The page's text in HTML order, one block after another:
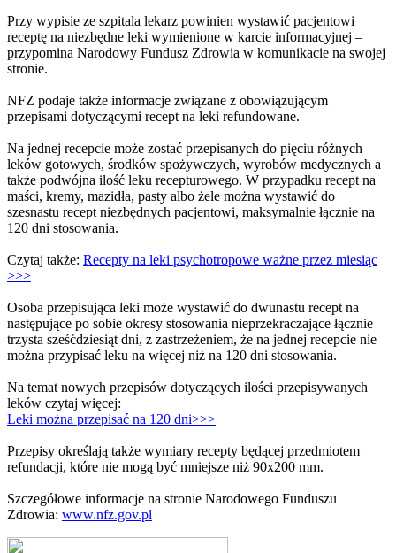
Przy wypisie ze szpitala lekarz powinien wystawić pacjentowi
receptę na niezbędne leki wymienione w karcie informacyjnej –
przypomina Narodowy Fundusz Zdrowia w komunikacie na swojej
stronie.
NFZ podaje także informacje związane z obowiązującym
przepisami dotyczącymi recept na leki refundowane.
Na jednej recepcie może zostać przepisanych do pięciu różnych
leków gotowych, środków spożywczych, wyrobów medycznych a
także podwójna ilość leku recepturowego. W przypadku recept na
maści, kremy, mazidła, pasty albo żele można wystawić do
szesnastu recept niezbędnych pacjentowi, maksymalnie łącznie na
120 dni stosowania.
Czytaj także: Recepty na leki psychotropowe ważne przez miesiąc
>>>
Osoba przepisująca leki może wystawić do dwunastu recept na
następujące po sobie okresy stosowania nieprzekraczające łącznie
trzysta sześćdziesiąt dni, z zastrzeżeniem, że na jednej recepcie nie
można przypisać leku na więcej niż na 120 dni stosowania.
Na temat nowych przepisów dotyczących ilości przepisywanych
leków czytaj więcej:
Leki można przepisać na 120 dni>>>
Przepisy określają także wymiary recepty będącej przedmiotem
refundacji, które nie mogą być mniejsze niż 90x200 mm.
Szczegółowe informacje na stronie Narodowego Funduszu
Zdrowia: www.nfz.gov.pl